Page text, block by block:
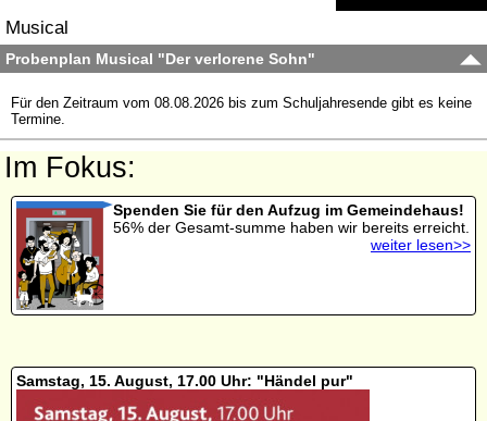
Musical
Probenplan Musical "Der verlorene Sohn"
Für den Zeitraum vom 08.08.2026 bis zum Schuljahresende gibt es keine
Termine.
Im Fokus:
Spenden Sie für den Aufzug im Gemeindehaus!
56% der Gesamt-summe haben wir bereits erreicht.
weiter lesen>>
Samstag, 15. August, 17.00 Uhr: "Händel pur"